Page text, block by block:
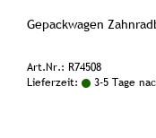
Gepackwagen
Art.Nr.: R74508
Lieferzeit:
3-5 Tage